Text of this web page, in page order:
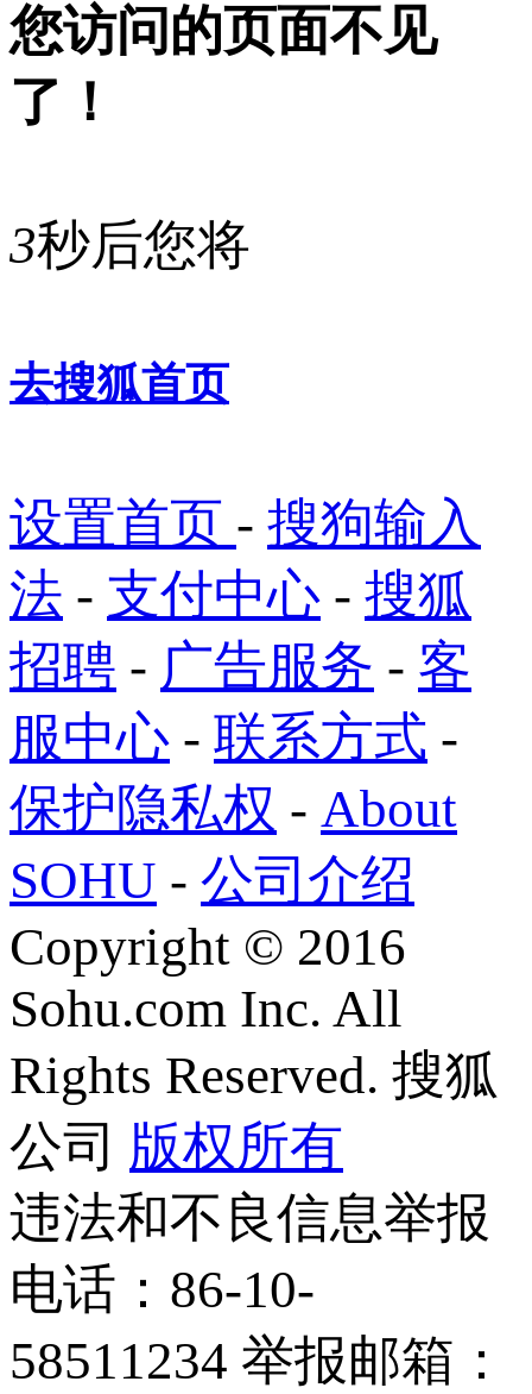
您访问的页面不见
了！
3秒后您将
去搜狐首页
设置首页 - 搜狗输入
法 - 支付中心 - 搜狐
招聘 - 广告服务 - 客
服中心 - 联系方式 -
保护隐私权 - About
SOHU - 公司介绍
Copyright © 2016
Sohu.com Inc. All
Rights Reserved. 搜狐
公司 版权所有
违法和不良信息举报
电话：86-10-
58511234 举报邮箱：